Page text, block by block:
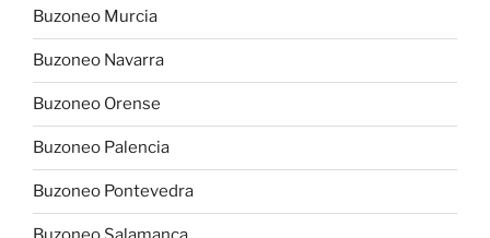
Buzoneo Murcia
Buzoneo Navarra
Buzoneo Orense
Buzoneo Palencia
Buzoneo Pontevedra